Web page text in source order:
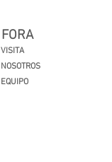
FORA
VISITA
NOSOTROS
EQUIPO